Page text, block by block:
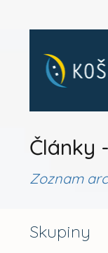
Články
Zoznam
Skupiny